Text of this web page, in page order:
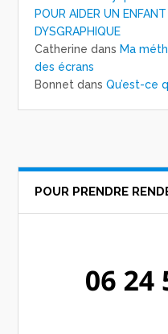
POUR AIDER UN
DYSGRAPHIQUE
Catherine dans Ma
des écrans
Bonnet dansQu’est-ce
POUR PRENDRE